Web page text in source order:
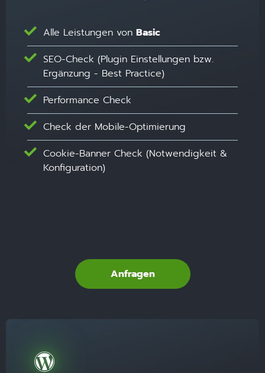
Alle Leistungen von Basic
SEO-Check (Plugin Einstellungen bzw.
Ergänzung - Best Practice)
Performance Check
Check der Mobile-Optimierung
Cookie-Banner Check (Notwendigkeit &
Konfiguration)
Anfragen